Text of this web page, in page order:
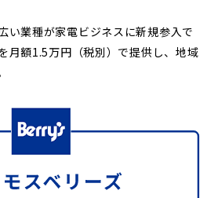
い業種が家電ビジネスに新規参入で
月額1.5万円（税別）で提供し、地域